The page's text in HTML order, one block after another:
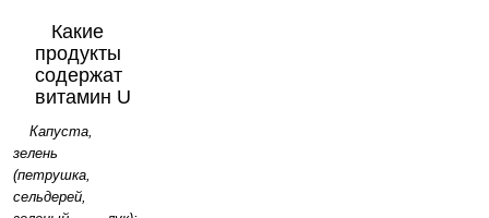
Какие
продукты
содержат
витамин U
Капуста,
зелень
(петрушка,
сельдерей,